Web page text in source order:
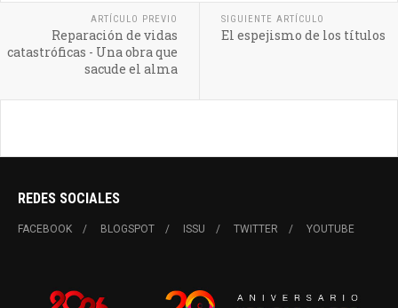
ARTÍCULO PREVIO
Reparación de vidas
catastróficas - Una obra que
sacude el alma
SIGUIENTE ARTÍCULO
El espejismo de los títulos
REDES SOCIALES
FACEBOOK BLOGSPOT ISSU TWITTER YOUTUBE